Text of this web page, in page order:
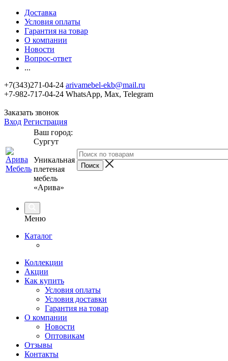
Доставка
Условия оплаты
Гарантия на товар
О компании
Новости
Вопрос-ответ
...
+7(343)271-04-24 arivamebel-ekb@mail.ru
+7-982-717-04-24 WhatsApp, Max, Telegram
Заказать звонок
Вход Регистрация
Ваш город:
Сургут
Уникальная
плетеная
мебель
«Арива»
Меню
Каталог
Коллекции
Акции
Как купить
Условия оплаты
Условия доставки
Гарантия на товар
О компании
Новости
Оптовикам
Отзывы
Контакты